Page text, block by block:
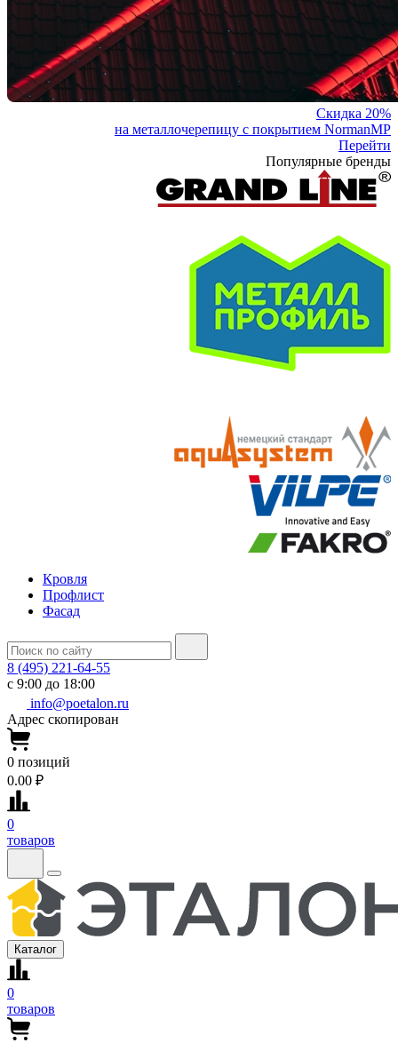
Скидка 20%
на металлочерепицу с покрытием NormanMP
Перейти
Популярные бренды
Кровля
Профлист
Фасад
8 (495) 221-64-55
с 9:00 до 18:00
info@poetalon.ru
Адрес скопирован
0 позиций
0.00 ₽
0
товаров
Каталог
0
товаров